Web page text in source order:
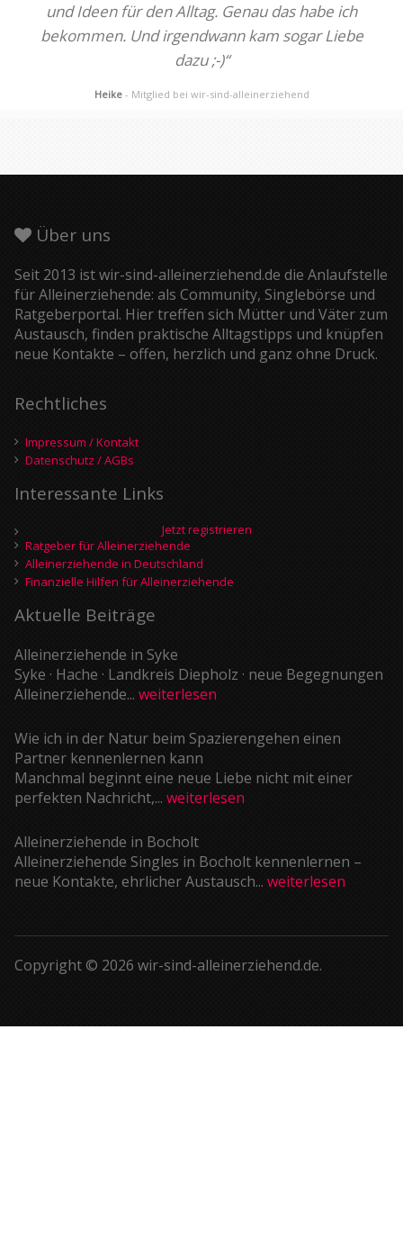
und Ideen für den Alltag. Genau das habe ich
bekommen. Und irgendwann kam sogar Liebe
dazu ;-)“
Heike - Mitglied bei wir-sind-alleinerziehend
Über uns
Seit 2013 ist wir-sind-alleinerziehend.de die Anlaufstelle
für Alleinerziehende: als Community, Singlebörse und
Ratgeberportal. Hier treffen sich Mütter und Väter zum
Austausch, finden praktische Alltagstipps und knüpfen
neue Kontakte – offen, herzlich und ganz ohne Druck.
Rechtliches
Impressum / Kontakt
Datenschutz / AGBs
Interessante Links
Jetzt registrieren
Ratgeber für Alleinerziehende
Alleinerziehende in Deutschland
Finanzielle Hilfen für Alleinerziehende
Aktuelle Beiträge
Alleinerziehende in Syke
Syke · Hache · Landkreis Diepholz · neue Begegnungen
Alleinerziehende... weiterlesen
Wie ich in der Natur beim Spazierengehen einen
Partner kennenlernen kann
Manchmal beginnt eine neue Liebe nicht mit einer
perfekten Nachricht,... weiterlesen
Alleinerziehende in Bocholt
Alleinerziehende Singles in Bocholt kennenlernen –
neue Kontakte, ehrlicher Austausch... weiterlesen
Copyright © 2026 wir-sind-alleinerziehend.de.